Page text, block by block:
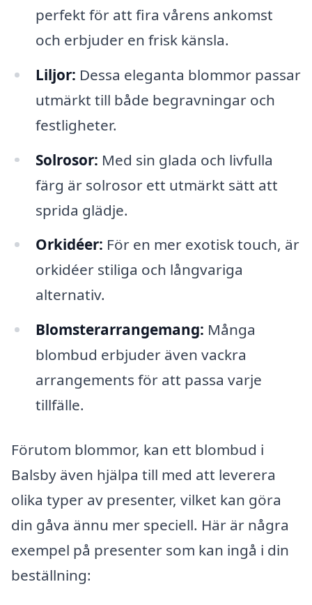
perfekt för att fira vårens ankomst
och erbjuder en frisk känsla.
Liljor: Dessa eleganta blommor passar
utmärkt till både begravningar och
festligheter.
Solrosor: Med sin glada och livfulla
färg är solrosor ett utmärkt sätt att
sprida glädje.
Orkidéer: För en mer exotisk touch, är
orkidéer stiliga och långvariga
alternativ.
Blomsterarrangemang: Många
blombud erbjuder även vackra
arrangements för att passa varje
tillfälle.
Förutom blommor, kan ett blombud i
Balsby även hjälpa till med att leverera
olika typer av presenter, vilket kan göra
din gåva ännu mer speciell. Här är några
exempel på presenter som kan ingå i din
beställning: